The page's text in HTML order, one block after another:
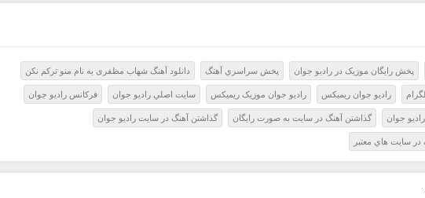
پخش رايگان موزيک در راديو جوان پخش سراسري آهنگ دانلود آهنگ شهاب مظفری به نام منو ترکم نکن
راديو جوان ريميکس راديو جوان موزيک ريميکس سايت اصلي راديو جوان فرکانس راديو جوان
جوان گذاشتن آهنگ در سايت به صورت رايگان گذاشتن آهنگ در سايت راديو جوان
در سايت هاي معتبر